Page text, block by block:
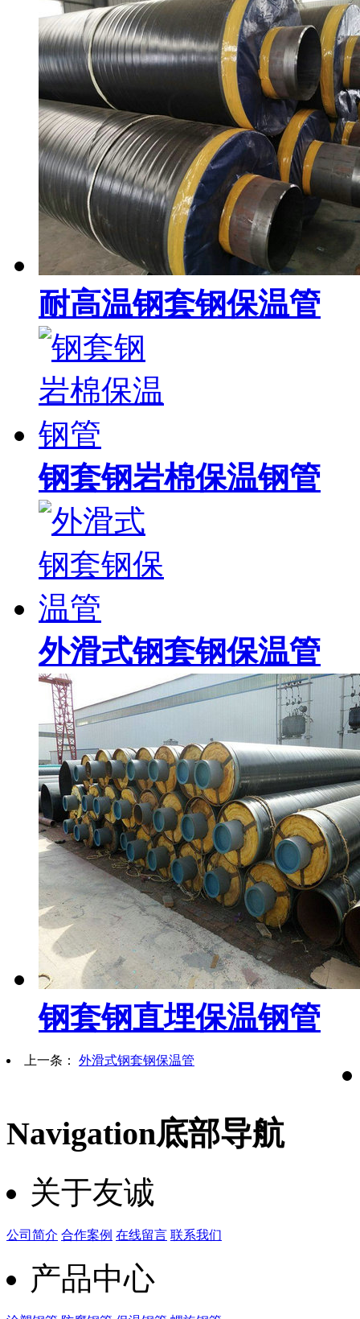
耐高温钢套钢保温管
钢套钢岩棉保温钢管
外滑式钢套钢保温管
钢套钢直埋保温钢管
上一条： 外滑式钢套钢保温管
Navigation底部导航
关于友诚
公司简介 合作案例 在线留言 联系我们
产品中心